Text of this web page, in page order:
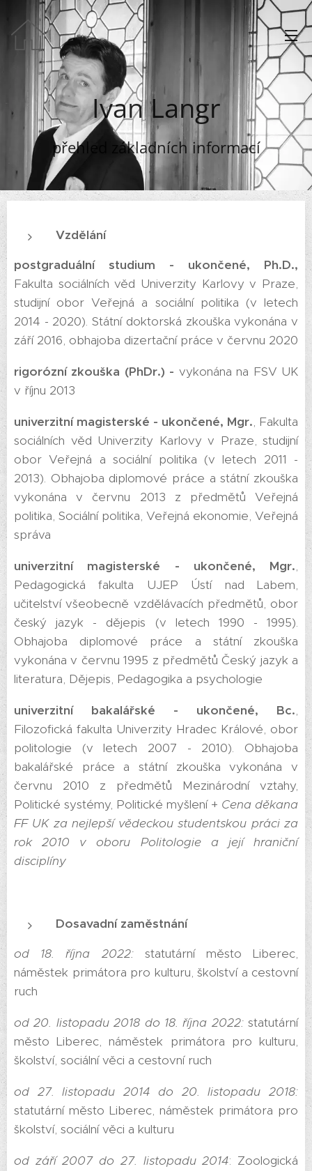
Ivan Langr
přehled základních informací
Vzdělání
postgraduální studium - ukončené, Ph.D.,
Fakulta sociálních věd Univerzity Karlovy v Praze,
studijní obor Veřejná a sociální politika (v letech
2014 - 2020). Státní doktorská zkouška vykonána v
září 2016, obhajoba dizertační práce v červnu 2020
rigorózní zkouška (PhDr.) - vykonána na FSV UK
v říjnu 2013
univerzitní magisterské - ukončené, Mgr., Fakulta
sociálních věd Univerzity Karlovy v Praze, studijní
obor Veřejná a sociální politika (v letech 2011 -
2013). Obhajoba diplomové práce a státní zkouška
vykonána v červnu 2013 z předmětů Veřejná
politika, Sociální politika, Veřejná ekonomie, Veřejná
správa
univerzitní magisterské - ukončené, Mgr.,
Pedagogická fakulta UJEP Ústí nad Labem,
učitelství všeobecně vzdělávacích předmětů, obor
český jazyk - dějepis (v letech 1990 - 1995).
Obhajoba diplomové práce a státní zkouška
vykonána v červnu 1995 z předmětů Český jazyk a
literatura, Dějepis, Pedagogika a psychologie
univerzitní bakalářské - ukončené, Bc.,
Filozofická fakulta Univerzity Hradec Králové, obor
politologie (v letech 2007 - 2010). Obhajoba
bakalářské práce a státní zkouška vykonána v
červnu 2010 z předmětů Mezinárodní vztahy,
Politické systémy, Politické myšlení + Cena děkana
FF UK za nejlepší vědeckou studentskou práci za
rok 2010 v oboru Politologie a její hraniční
disciplíny
Dosavadní zaměstnání
od 18. října 2022: statutární město Liberec,
náměstek primátora pro kulturu, školství a cestovní
ruch
od 20. listopadu 2018 do 18. října 2022: statutární
město Liberec, náměstek primátora pro kulturu,
školství, sociální věci a cestovní ruch
od 27. listopadu 2014 do 20. listopadu 2018:
statutární město Liberec, náměstek primátora pro
školství, sociální věci a kulturu
od září 2007 do 27. listopadu 2014: Zoologická